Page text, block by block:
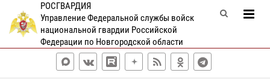
РОСГВАРДИЯ
Управление Федеральной службы войск
национальной гвардии Российской
Федерации по Новгородской области